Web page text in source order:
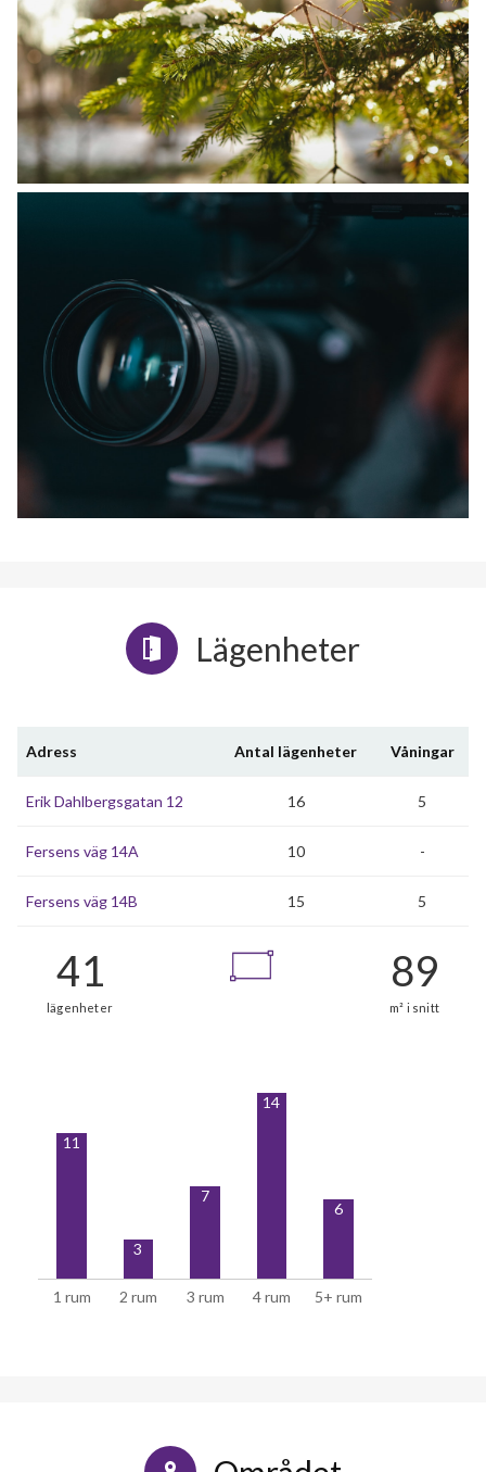
Lägenheter
Adress Antal lägenheter Våningar
Erik Dahlbergsgatan 12 16 5
Fersens väg 14A 10 -
Fersens väg 14B 15 5
1 rum 2 rum 3 rum 4 rum 5+ rum
11
3
7
14
6